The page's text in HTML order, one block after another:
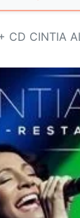
CD CINTIA